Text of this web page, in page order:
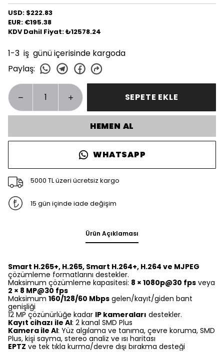
USD: $222.83
EUR: €195.38
KDV Dahil Fiyat: ₺12578.24
1-3 iş günü içerisinde kargoda
Paylaş:
SEPETE EKLE
HEMEN AL
WHATSAPP
5000 TL üzeri ücretsiz kargo
15 gün içinde iade değişim
Ürün Açıklaması
Smart H.265+, H.265, Smart H.264+, H.264 ve MJPEG
çözümleme formatlarını destekler.
Maksimum çözümleme kapasitesi: 8 × 1080p@30 fps veya
2 × 8 MP@30 fps
Maksimum 160/128/60 Mbps gelen/kayıt/giden bant
genişliği
12 MP çözünürlüğe kadar IP kameraları destekler.
Kayıt cihazı ile AI: 2 kanal SMD Plus
Kamera ile AI: Yüz algılama ve tanıma, çevre koruma, SMD
Plus, kişi sayma, stereo analiz ve ısı haritası
EPTZ ve tek tıkla kurma/devre dışı bırakma desteği